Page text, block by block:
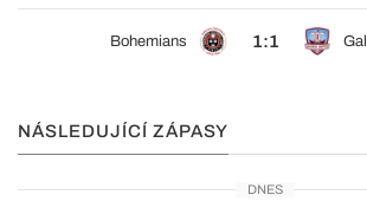
Bohemians 1:1
NÁSLEDUJÍCÍ ZÁPASY
DNES